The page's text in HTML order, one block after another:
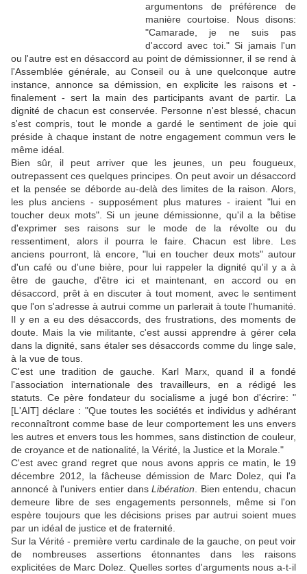
argumentons de préférence de
manière courtoise. Nous disons:
"Camarade, je ne suis pas
d'accord avec toi." Si jamais l'un
ou l'autre est en désaccord au point de démissionner, il se rend à
l'Assemblée générale, au Conseil ou à une quelconque autre
instance, annonce sa démission, en explicite les raisons et -
finalement - sert la main des participants avant de partir. La
dignité de chacun est conservée. Personne n'est blessé, chacun
s'est compris, tout le monde a gardé le sentiment de joie qui
préside à chaque instant de notre engagement commun vers le
même idéal.
Bien sûr, il peut arriver que les jeunes, un peu fougueux,
outrepassent ces quelques principes. On peut avoir un désaccord
et la pensée se déborde au-delà des limites de la raison. Alors,
les plus anciens - supposément plus matures - iraient "lui en
toucher deux mots". Si un jeune démissionne, qu'il a la bêtise
d'exprimer ses raisons sur le mode de la révolte ou du
ressentiment, alors il pourra le faire. Chacun est libre. Les
anciens pourront, là encore, "lui en toucher deux mots" autour
d'un café ou d'une bière, pour lui rappeler la dignité qu'il y a à
être de gauche, d'être ici et maintenant, en accord ou en
désaccord, prêt à en discuter à tout moment, avec le sentiment
que l'on s'adresse à autrui comme un parlerait à toute l'humanité.
Il y en a eu des désaccords, des frustrations, des moments de
doute. Mais la vie militante, c'est aussi apprendre à gérer cela
dans la dignité, sans étaler ses désaccords comme du linge sale,
à la vue de tous.
C'est une tradition de gauche. Karl Marx, quand il a fondé
l'association internationale des travailleurs, en a rédigé les
statuts. Ce père fondateur du socialisme a jugé bon d'écrire: "
[L'AIT] déclare : "Que toutes les sociétés et individus y adhérant
reconnaîtront comme base de leur comportement les uns envers
les autres et envers tous les hommes, sans distinction de couleur,
de croyance et de nationalité, la Vérité, la Justice et la Morale."
C'est avec grand regret que nous avons appris ce matin, le 19
décembre 2012, la fâcheuse démission de Marc Dolez, qui l'a
annoncé à l'univers entier dansLibération . Bien entendu, chacun
demeure libre de ses engagements personnels, même si l'on
espère toujours que les décisions prises par autrui soient mues
par un idéal de justice et de fraternité.
Sur la Vérité - première vertu cardinale de la gauche, on peut voir
de nombreuses assertions étonnantes dans les raisons
explicitées de Marc Dolez. Quelles sortes d'arguments nous a-t-il